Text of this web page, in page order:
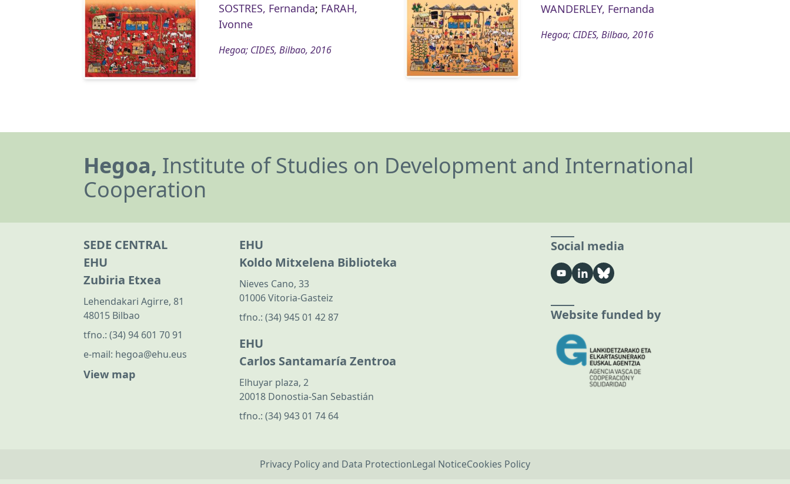
SOSTRES, Fernanda; FARAH,
Ivonne
Hegoa; CIDES, Bilbao, 2016
WANDERLEY, Fernanda
Hegoa; CIDES, Bilbao, 2016
Hegoa, Institute of Studies on Development and International
Cooperation
SEDE CENTRAL
EHU
Zubiria Etxea
Lehendakari Agirre, 81
48015 Bilbao
tfno.: (34) 94 601 70 91
e-mail: hegoa@ehu.eus
View map
EHU
Koldo Mitxelena Biblioteka
Nieves Cano, 33
01006 Vitoria-Gasteiz
tfno.: (34) 945 01 42 87
EHU
Carlos Santamaría Zentroa
Elhuyar plaza, 2
20018 Donostia-San Sebastián
tfno.: (34) 943 01 74 64
Social media
Website funded by
Privacy Policy and Data ProtectionLegal NoticeCookies Policy